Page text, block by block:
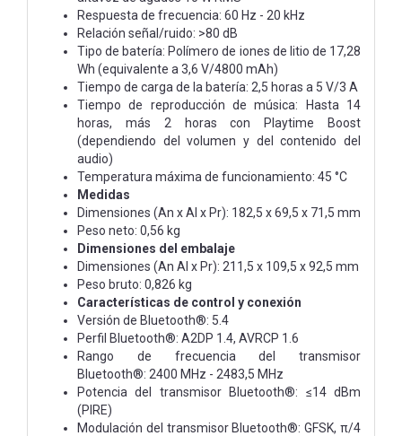
Respuesta de frecuencia: 60 Hz - 20 kHz
Relación señal/ruido: >80 dB
Tipo de batería: Polímero de iones de litio de 17,28
Wh (equivalente a 3,6 V/4800 mAh)
Tiempo de carga de la batería: 2,5 horas a 5 V/3 A
Tiempo de reproducción de música: Hasta 14
horas, más 2 horas con Playtime Boost
(dependiendo del volumen y del contenido del
audio)
Temperatura máxima de funcionamiento: 45 °C
Medidas
Dimensiones (An x Al x Pr): 182,5 x 69,5 x 71,5 mm
Peso neto: 0,56 kg
Dimensiones del embalaje
Dimensiones (An Al x Pr): 211,5 x 109,5 x 92,5 mm
Peso bruto: 0,826 kg
Características de control y conexión
Versión de Bluetooth®: 5.4
Perfil Bluetooth®: A2DP 1.4, AVRCP 1.6
Rango de frecuencia del transmisor
Bluetooth®: 2400 MHz - 2483,5 MHz
Potencia del transmisor Bluetooth®: ≤14 dBm
(PIRE)
Modulación del transmisor Bluetooth®: GFSK, π/4